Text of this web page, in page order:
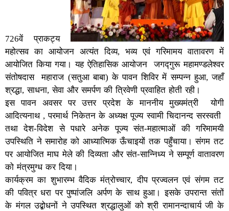
726वें प्राकट्य
महोत्सव का आयोजन अत्यंत दिव्य, भव्य एवं गरिमामय वातावरण में
आयोजित किया गया। यह ऐतिहासिक आयोजन जगद्गुरू महामण्डलेश्वर
संतोषदास महाराज (सतुआ बाबा) के पावन शिविर में सम्पन्न हुआ, जहाँ
श्रद्धा, साधना, सेवा और समर्पण की त्रिवेणी प्रवाहित होती रही।
इस पावन अवसर पर उत्तर प्रदेश के माननीय मुख्यमंत्री योगी
आदित्यनाथ , परमार्थ निकेतन के अध्यक्ष पूज्य स्वामी चिदानन्द सरस्वती
तथा देश-विदेश से पधारे अनेक पूज्य संत-महात्माओं की गरिमामयी
उपस्थिति ने समारोह को आध्यात्मिक ऊँचाइयों तक पहुँचाया। संगम तट
पर आयोजित माघ मेले की दिव्यता और संत-सान्निध्य ने सम्पूर्ण वातावरण
को मंत्रमुग्ध कर दिया।
कार्यक्रम का शुभारम्भ वैदिक मंत्रोच्चार, दीप प्रज्वलन एवं संगम तट
की पवित्र धरा पर पुष्पांजलि अर्पण के साथ हुआ। इसके उपरान्त संतों
के मंगल उद्बोधनों ने उपस्थित श्रद्धालुओं को श्री रामानन्दाचार्य जी के